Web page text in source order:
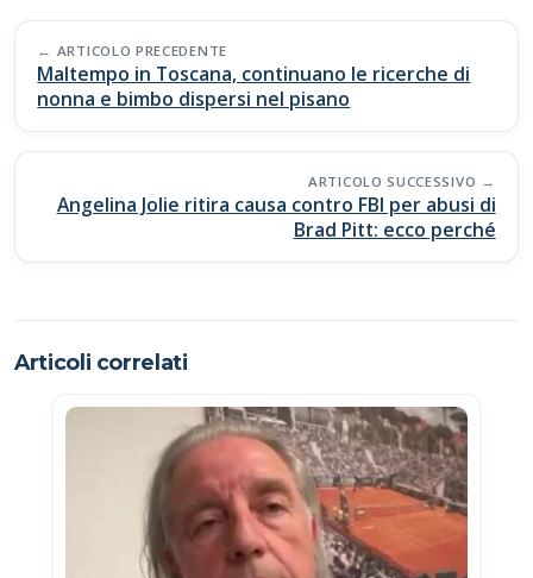
b
o
o
k
s
A
p
p
y
Li
n
k
di
vi
di
Post
navigation
ARTICOLO PRECEDENTE
Maltempo in Toscana, continuano le ricerche di
nonna e bimbo dispersi nel pisano
ARTICOLO SUCCESSIVO
Angelina Jolie ritira causa contro FBI per abusi di
Brad Pitt: ecco perché
Articoli correlati